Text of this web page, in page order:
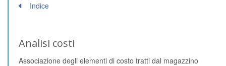
Indice
Analisi costi
Associazione degli elementi di costo tratti dal magazzino